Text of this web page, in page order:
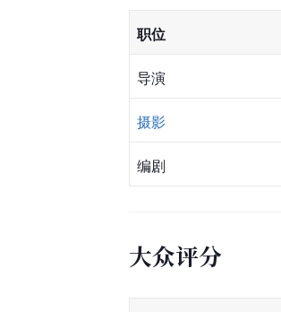
职位
导演
摄影
编剧
大众评分